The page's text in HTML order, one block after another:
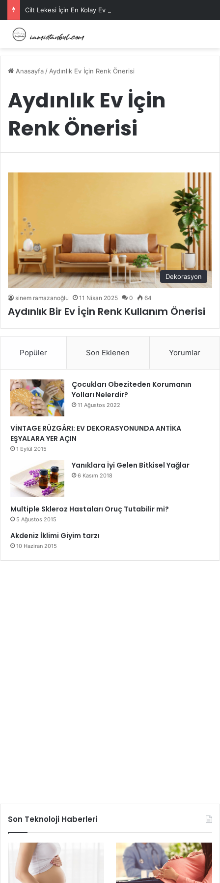
Cilt Lekesi İçin En Kolay Ev Maskeleri Nelerdir?
Anasayfa / Aydınlık Ev İçin Renk Önerisi
Aydınlık Ev İçin
Renk Önerisi
Dekorasyon
sinem ramazanoğlu 11 Nisan 2025 0 64
Aydınlık Bir Ev İçin Renk Kullanım Önerisi
Popüler Son Eklenen Yorumlar
Çocukları Obeziteden Korumanın
Yolları Nelerdir?
11 Ağustos 2022
VİNTAGE RÜZGÂRI: EV DEKORASYONUNDA ANTİKA
EŞYALARA YER AÇIN
1 Eylül 2015
Yanıklara İyi Gelen Bitkisel Yağlar
6 Kasım 2018
Multiple Skleroz Hastaları Oruç Tutabilir mi?
5 Ağustos 2015
Akdeniz İklimi Giyim tarzı
10 Haziran 2015
Son Teknoloji Haberleri